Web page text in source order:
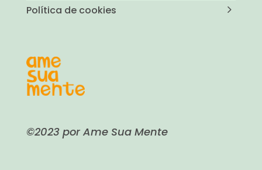
Política de cookies
©2023 por Ame Sua Mente